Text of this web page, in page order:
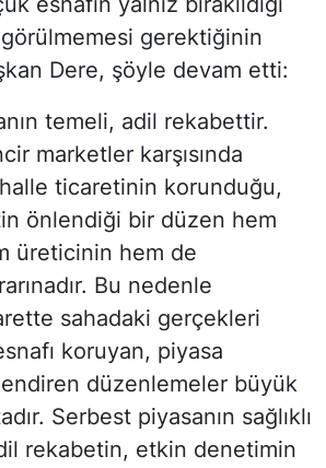
gerektiğinin
Dere, şöyle devam etti:
temeli, adil rekabettir.
marketler karşısında
ticaretinin korunduğu,
önlendiği bir düzen hem
üreticinin hem de
Bu nedenle
sahadaki gerçekleri
koruyan, piyasa
düzenlemeler büyük
Serbest piyasanın sağlıklı
rekabetin, etkin denetimin